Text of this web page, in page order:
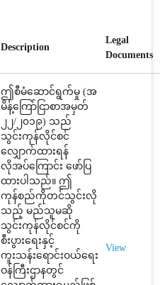
Description
Legal
Documents
ဤစီမံဆောင်ရွက်မှု (အ
မိန့်ကြော်ငြာစာအမှတ်
၂၂/၂၀၁၉) သည်
သွင်းကုန်လိုင်စင်
လျှောက်ထားရန်
လိုအပ်ကြောင်း ဖော်ပြ
ထားပါသည်။ ဤ
ကုန်စည်ကိုတင်သွင်းလို
သည့် မည်သူမဆို
သွင်းကုန်လိုင်စင်ကို
စီးပွားရေးနှင့်
ကူးသန်းရောင်းဝယ်ရေး
ဝန်ကြီးဌာနတွင်
View